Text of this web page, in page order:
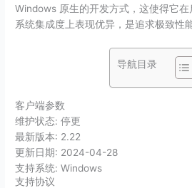
Windows 原生的开发方式，这使得它在
系统集成度上表现优异，是追求极致性
导航目录
客户端参数
维护状态:停更
最新版本: 2.22
更新日期: 2024-04-28
支持系统:Windows
支持协议